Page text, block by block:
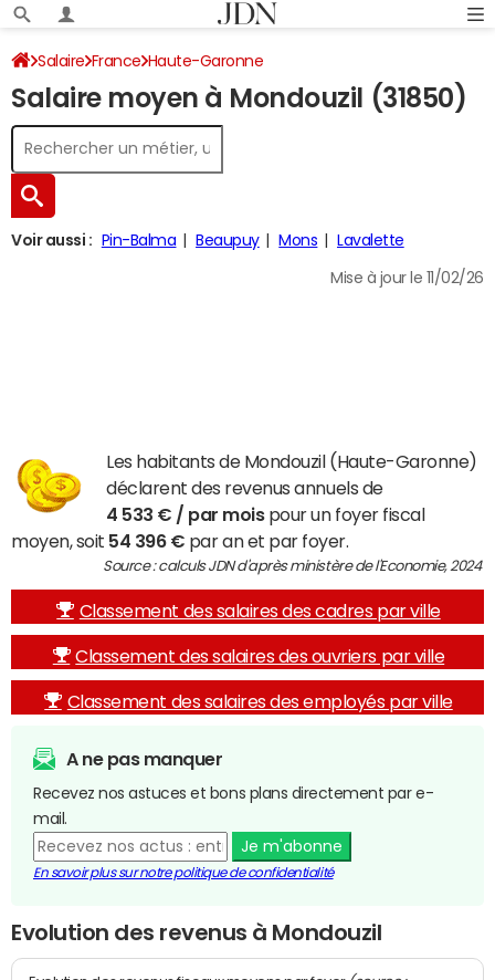
Salaire France Haute-Garonne
Salaire moyen à Mondouzil (31850)
Voir aussi : Pin-Balma Beaupuy Mons Lavalette
Mise à jour le 11/02/26
Les habitants de Mondouzil (Haute-Garonne)
déclarent des revenus annuels de
4 533 € / par moispour un foyer fiscal
moyen, soit 54 396 € par an et par foyer.
Source : calculs JDN d'après ministère de l'Economie, 2024
Classement des salaires des cadres par ville
Classement des salaires des ouvriers par ville
Classement des salaires des employés par ville
A ne pas manquer
Recevez nos astuces et bons plans directement par e-
mail.
Je m'abonne
En savoir plus sur notre politique de confidentialité
Evolution des revenus à Mondouzil